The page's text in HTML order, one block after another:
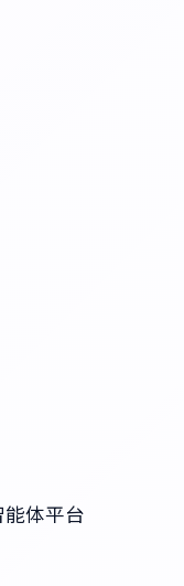
体平台